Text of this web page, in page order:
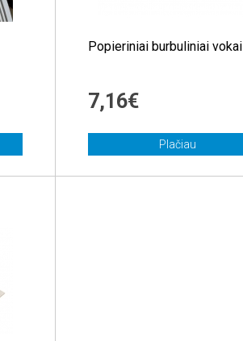
Popieriniai burbuliniai vokai
7,16€
Plačiau